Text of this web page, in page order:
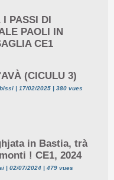
I PASSI DI
PAOLI IN
CE1
(CICULU 3)
| 17/02/2025 | 380 vues
in Bastia, trà
! CE1, 2024
| 02/07/2024 | 479 vues